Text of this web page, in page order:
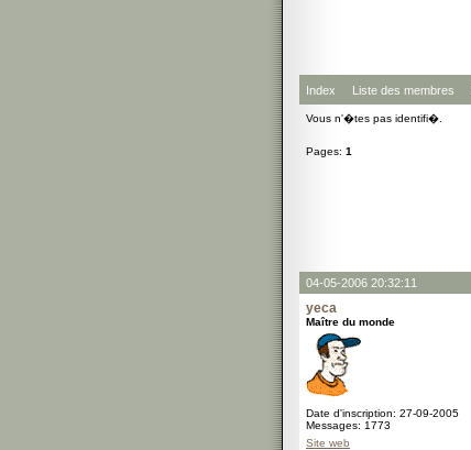
Index Liste des membres
Vous n'�tes pas identifi�.
Pages: 1
04-05-2006 20:32:11
yeca
Maître du monde
Date d'inscription: 27-09-2005
Messages: 1773
Site web